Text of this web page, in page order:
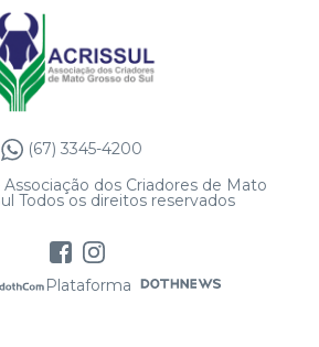
(67) 3345-4200
dos Criadores de Mato
Todos os direitos reservados
Plataforma